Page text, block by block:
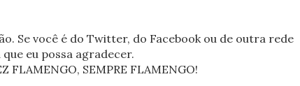
Se você é do Twitter, do Facebook ou de outra rede
eu possa agradecer.
FLAMENGO, SEMPRE FLAMENGO!